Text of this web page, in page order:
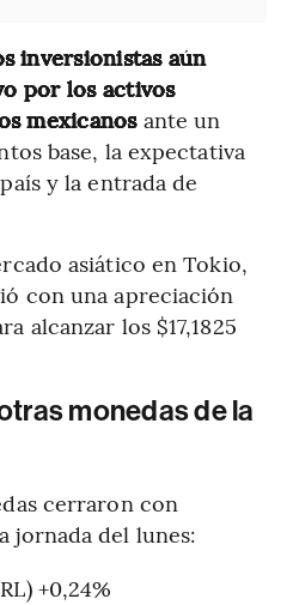
inversionistas aún
por los activos
mexicanosante un
base, la expectativa
y la entrada de
asiático en Tokio,
con una apreciación
alcanzar los $17,1825
monedas de la
cerraron con
jornada del lunes:
+0,24%